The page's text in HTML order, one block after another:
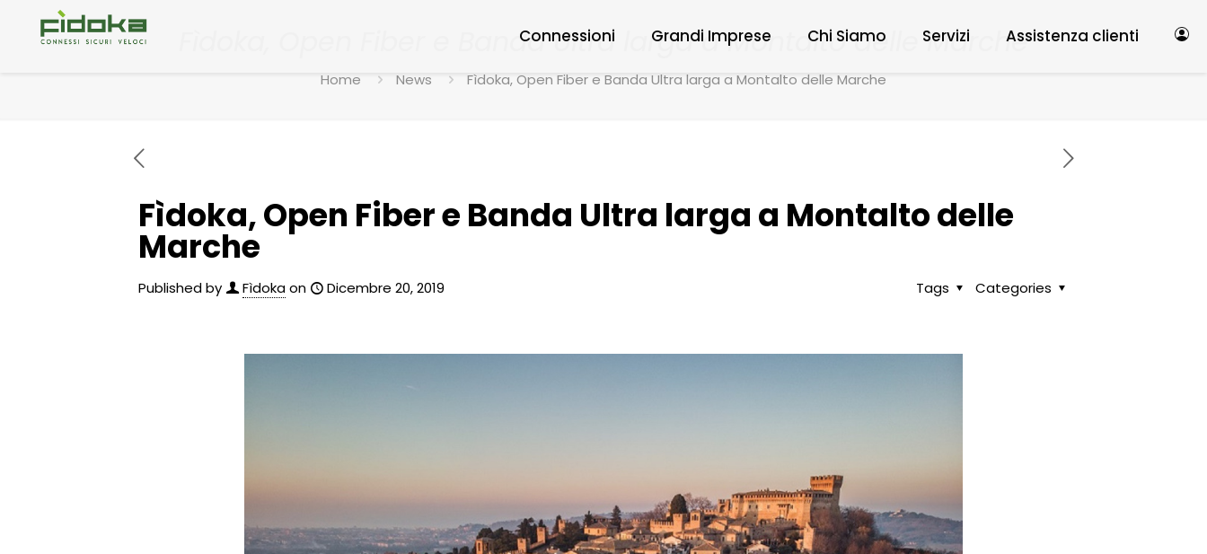
Connessioni Grandi Imprese Chi Siamo Servizi Assistenza clienti
Fìdoka, Open Fiber e Banda Ultra larga a Montalto delle Marche
Home News Fìdoka, Open Fiber e Banda Ultra larga a Montalto delle Marche
Fìdoka, Open Fiber e Banda Ultra larga a Montalto delle
Marche
Published by Fìdokaon Dicembre 20, 2019 Categories
Tags